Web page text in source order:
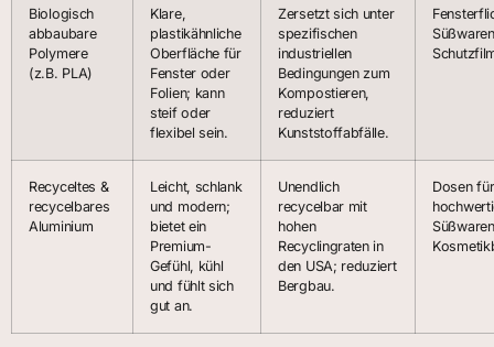
Biologisch
abbaubare
Polymere
(z.B. PLA)
Klare,
plastikähnliche
Oberfläche für
Fenster oder
Folien; kann
steif oder
flexibel sein.
Zersetzt sich unter
spezifischen
industriellen
Bedingungen zum
Kompostieren,
reduziert
Kunststoffabfälle.
Recyceltes &
recycelbares
Aluminium
Leicht, schlank
und modern;
bietet ein
Premium-
Gefühl, kühl
und fühlt sich
gut an.
Unendlich
recycelbar mit
hohen
Recyclingraten in
den USA; reduziert
Bergbau.
Dosen für